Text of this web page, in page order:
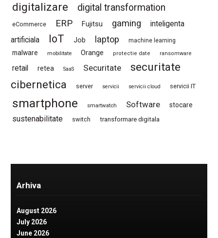
digitalizare digital transformation
eCommerce ERP Fujitsu gaming
inteligenta
artificiala
IoT Job laptop machine learning
malware mobilitate Orange protectie date ransomware
retail retea SaaS Securitate
securitate
cibernetica
server servicii servicii cloud servicii IT
smartphone smartwatch Software stocare
sustenabilitate switch transformare digitala
Arhiva
August 2026
July 2026
June 2026